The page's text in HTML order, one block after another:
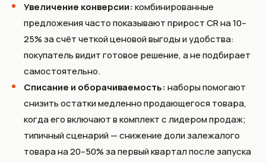
Увеличение конверсии: комбинированные
предложения часто показывают прирост CR на 10–
25% за счёт четкой ценовой выгоды и удобства:
покупатель видит готовое решение, а не подбирает
самостоятельно.
Списание и оборачиваемость: наборы помогают
снизить остатки медленно продающегося товара,
когда его включают в комплект с лидером продаж;
типичный сценарий — снижение доли залежалого
товара на 20–50% за первый квартал после запуска